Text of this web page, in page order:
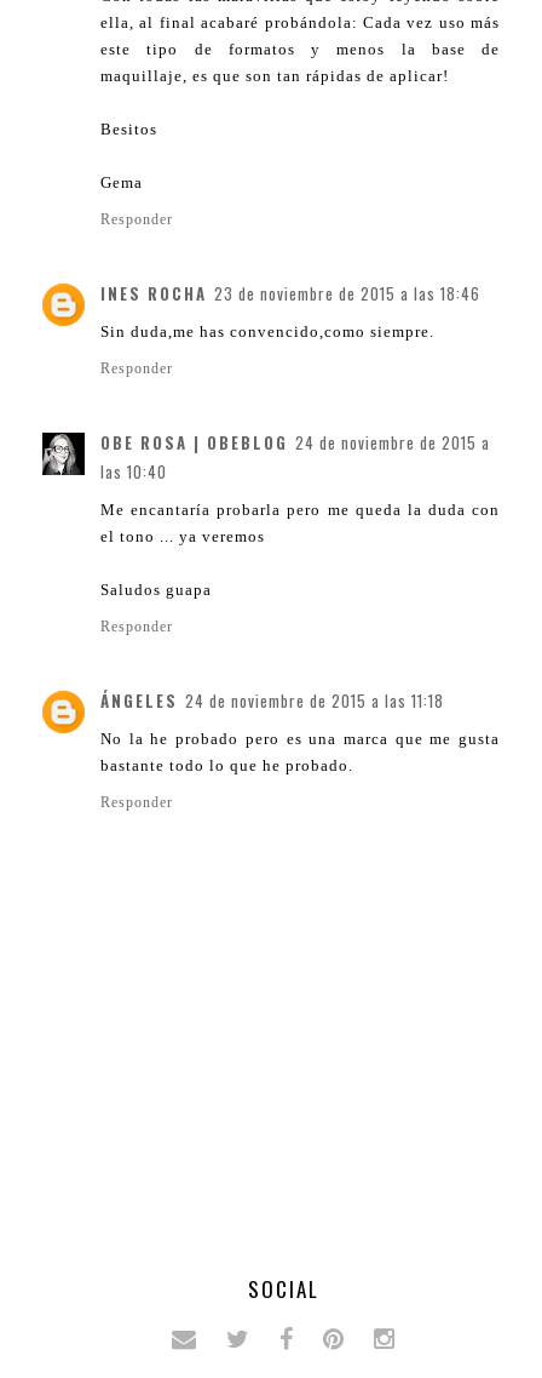
ella, al final acabaré probándola: Cada vez uso más
este tipo de formatos y menos la base de
maquillaje, es que son tan rápidas de aplicar!
Besitos
Gema
Responder
INES ROCHA 23 de noviembre de 2015 a las 18:46
Sin duda,me has convencido,como siempre.
Responder
OBE ROSA | OBEBLOG 24 de noviembre de 2015 a
las 10:40
Me encantaría probarla pero me queda la duda con
el tono ... ya veremos
Saludos guapa
Responder
ÁNGELES 24 de noviembre de 2015 a las 11:18
No la he probado pero es una marca que me gusta
bastante todo lo que he probado.
Responder
SOCIAL